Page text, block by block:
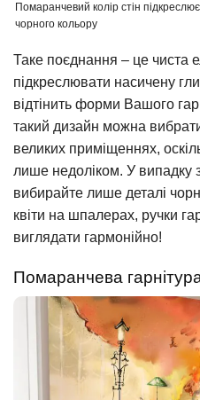
Помаранчевий колір стін
чорного кольору
Таке поєднання – це чиста
підкреслювати насичену
відтінить форми Вашого
такий дизайн можна
великих приміщеннях,
лише недоліком. У випадку
вибирайте лише деталі
квіти на шпалерах, ручки
виглядати гармонійно!
Помаранчева